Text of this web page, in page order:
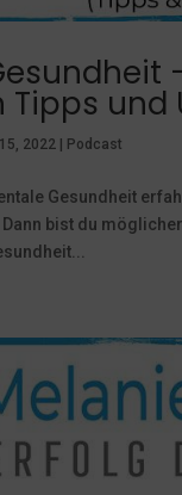
Tipps und
2022 Podcast
Gesundheit
bist du